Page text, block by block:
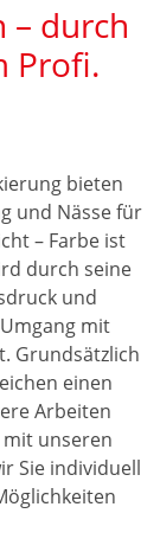
– durch
Profi.
bieten
und Nässe für
– Farbe ist
durch seine
und
mit
Grundsätzlich
einen
Arbeiten
unseren
Sie individuell